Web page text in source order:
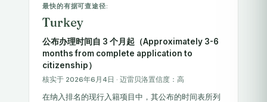
最快的有据可查途径:
Turkey
公布办理时间自 3 个月起（Approximately 3-6
months from complete application to
citizenship）
核实于 2026年6月4日 · 迈雷贝洛置信度：高
在纳入排名的现行入籍项目中，其公布的时间表所列